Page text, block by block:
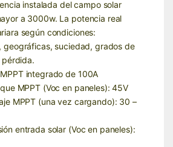
instalada del campo solar
a 3000w. La potencia real
según condiciones:
geográficas, suciedad, grados de
pérdida.
integrado de 100A
MPPT (Voc en paneles): 45V
MPPT (una vez cargando): 30 –
entrada solar (Voc en paneles):